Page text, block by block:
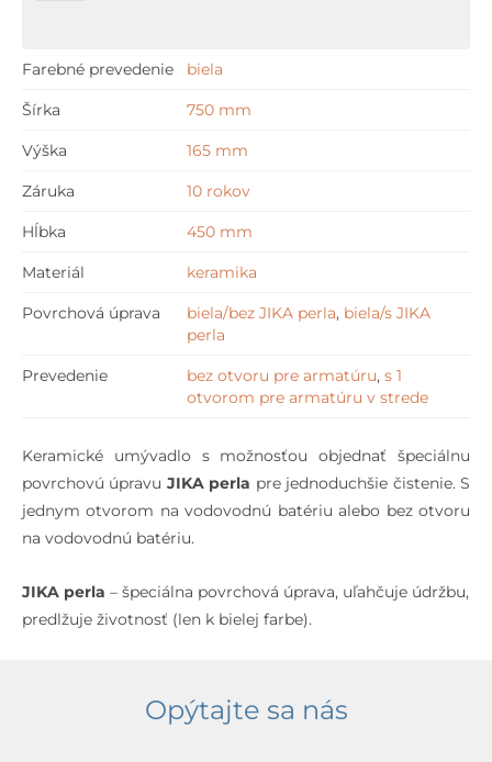
Farebné prevedenie biela
Šírka 750 mm
Výška 165 mm
Záruka 10 rokov
Hĺbka 450 mm
Materiál keramika
Povrchová úprava biela/bez JIKA perla, biela/s JIKA
perla
Prevedenie bez otvoru pre armatúru, s 1
otvorom pre armatúru v strede
Keramické umývadlo s možnosťou objednať špeciálnu
povrchovú úpravu JIKA perla pre jednoduchšie čistenie. S
jednym otvorom na vodovodnú batériu alebo bez otvoru
na vodovodnú batériu.
JIKA perla – špeciálna povrchová úprava, uľahčuje údržbu,
predlžuje životnosť (len k bielej farbe).
Opýtajte sa nás